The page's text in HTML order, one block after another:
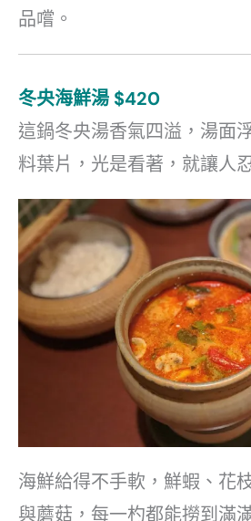
品嚐。
冬央海鮮湯 $420
這鍋冬央湯香氣四溢，湯面
料葉片，光是看著，就讓人
海鮮給得不手軟，鮮蝦、花
與蘑菇，每一杓都能撈到滿